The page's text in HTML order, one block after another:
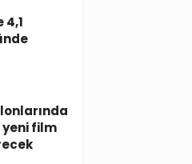
4,1
film